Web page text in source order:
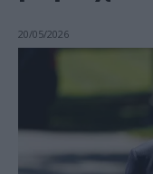
20/05/2026